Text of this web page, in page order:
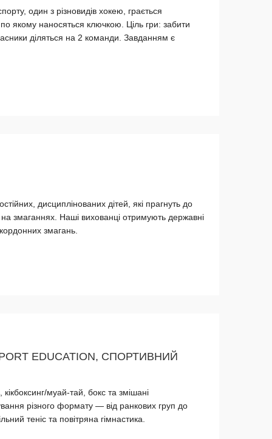
один з різновидів хокею, грається
якому наносяться ключкою. Ціль гри: забити
діляться на 2 команди. Завданням є
дисциплінованих дітей, які прагнуть до
змаганнях. Наші вихованці отримують державні
змагань.
EDUCATION, СПОРТИВНИЙ
муай-тай, бокс та змішані
різного формату — від ранкових груп до
теніс та повітряна гімнастика.